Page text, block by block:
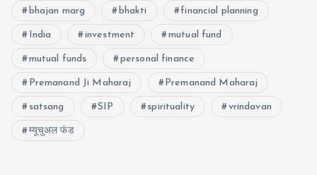
bhajan marg bhakti financial planning
India investment mutual fund
mutual funds personal finance
Premanand Ji Maharaj Premanand Maharaj
satsang SIP spirituality vrindavan
म्यूचुअल फंड